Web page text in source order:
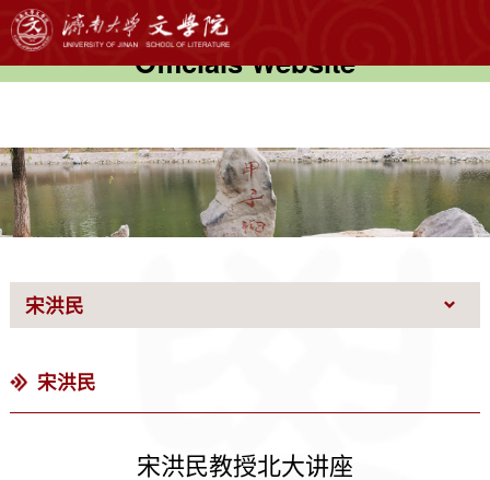
伟德国际(victor1946)官方网站-
Officials Website
宋洪民
宋洪民
宋洪民教授北大讲座